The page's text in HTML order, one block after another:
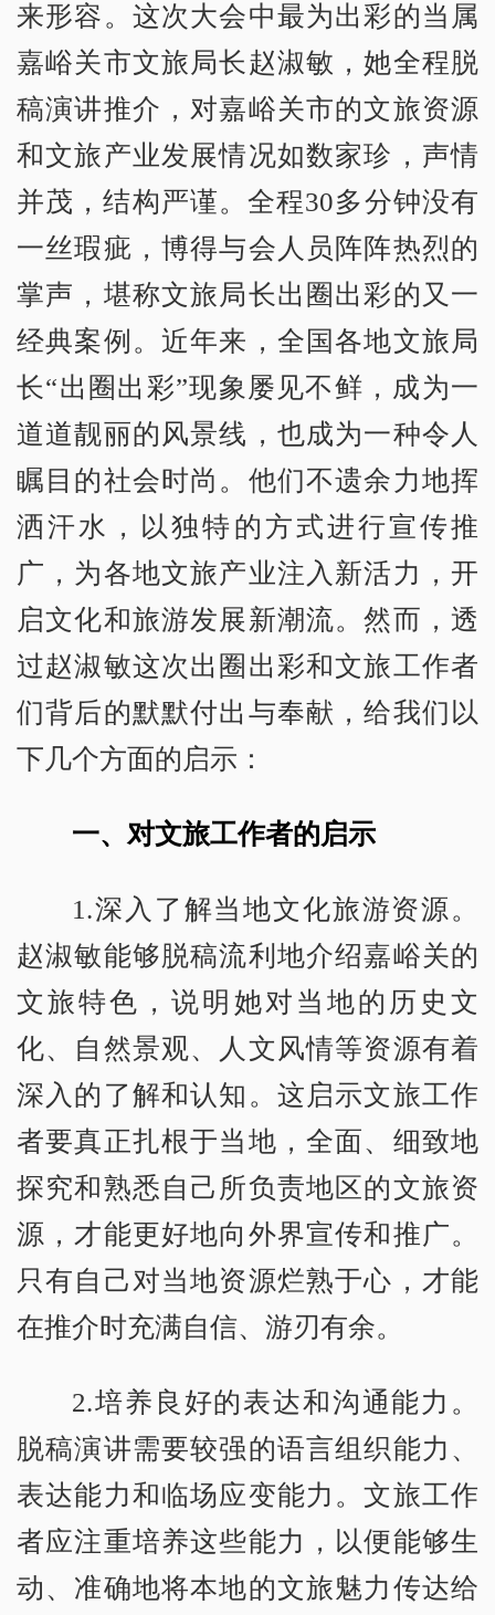
来形容。这次大会中最为出彩的当属
嘉峪关市文旅局长赵淑敏，她全程脱
稿演讲推介，对嘉峪关市的文旅资源
和文旅产业发展情况如数家珍，声情
并茂，结构严谨。全程30多分钟没有
一丝瑕疵，博得与会人员阵阵热烈的
掌声，堪称文旅局长出圈出彩的又一
经典案例。近年来，全国各地文旅局
长“出圈出彩”现象屡见不鲜，成为一
道道靓丽的风景线，也成为一种令人
瞩目的社会时尚。他们不遗余力地挥
洒汗水，以独特的方式进行宣传推
广，为各地文旅产业注入新活力，开
启文化和旅游发展新潮流。然而，透
过赵淑敏这次出圈出彩和文旅工作者
们背后的默默付出与奉献，给我们以
下几个方面的启示：
一、对文旅工作者的启示
1.深入了解当地文化旅游资源。
赵淑敏能够脱稿流利地介绍嘉峪关的
文旅特色，说明她对当地的历史文
化、自然景观、人文风情等资源有着
深入的了解和认知。这启示文旅工作
者要真正扎根于当地，全面、细致地
探究和熟悉自己所负责地区的文旅资
源，才能更好地向外界宣传和推广。
只有自己对当地资源烂熟于心，才能
在推介时充满自信、游刃有余。
2.培养良好的表达和沟通能力。
脱稿演讲需要较强的语言组织能力、
表达能力和临场应变能力。文旅工作
者应注重培养这些能力，以便能够生
动、准确地将本地的文旅魅力传达给